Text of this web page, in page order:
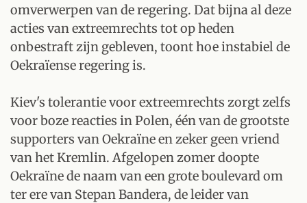
omverwerpen van de regering. Dat bijna al deze
acties van extreemrechts tot op heden
onbestraft zijn gebleven, toont hoe instabiel de
Oekraïense regering is.
Kiev's tolerantie voor extreemrechts zorgt zelfs
voor boze reacties in Polen, één van de grootste
supporters van Oekraïne en zeker geen vriend
van het Kremlin. Afgelopen zomer doopte
Oekraïne de naam van een grote boulevard om
ter ere van Stepan Bandera, de leider van